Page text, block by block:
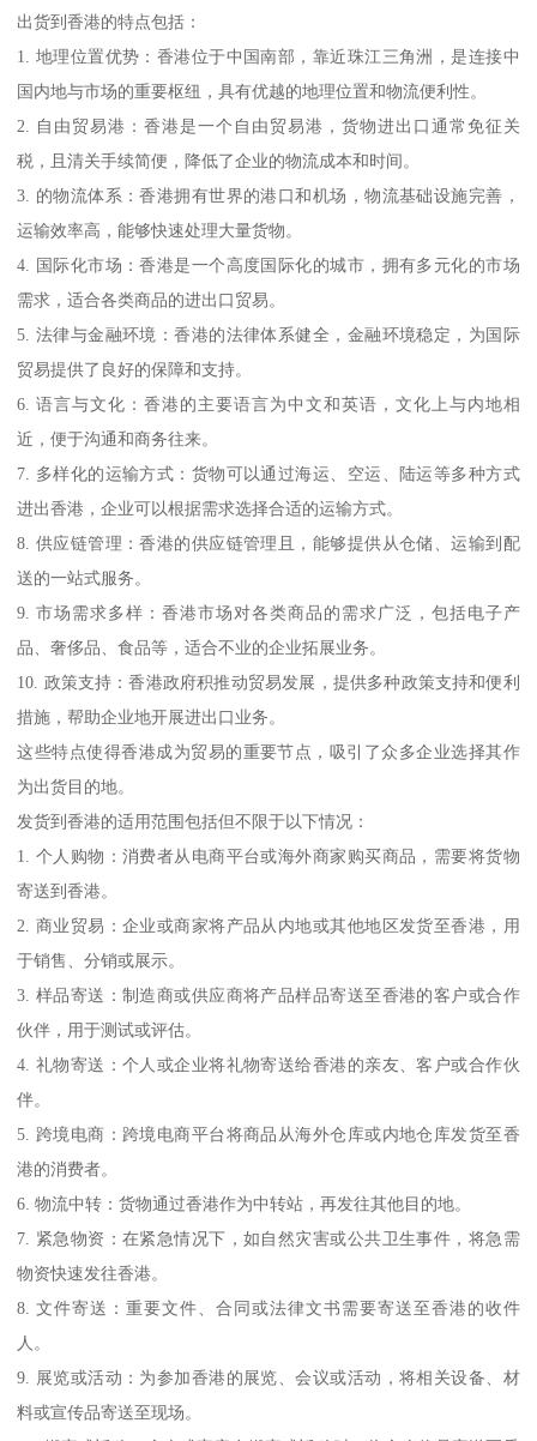
出货到香港的特点包括：
1. 地理位置优势：香港位于中国南部，靠近珠江三角洲，是连接中
国内地与市场的重要枢纽，具有优越的地理位置和物流便利性。
2. 自由贸易港：香港是一个自由贸易港，货物进出口通常免征关
税，且清关手续简便，降低了企业的物流成本和时间。
3. 的物流体系：香港拥有世界的港口和机场，物流基础设施完善，
运输效率高，能够快速处理大量货物。
4. 国际化市场：香港是一个高度国际化的城市，拥有多元化的市场
需求，适合各类商品的进出口贸易。
5. 法律与金融环境：香港的法律体系健全，金融环境稳定，为国际
贸易提供了良好的保障和支持。
6. 语言与文化：香港的主要语言为中文和英语，文化上与内地相
近，便于沟通和商务往来。
7. 多样化的运输方式：货物可以通过海运、空运、陆运等多种方式
进出香港，企业可以根据需求选择合适的运输方式。
8. 供应链管理：香港的供应链管理且，能够提供从仓储、运输到配
送的一站式服务。
9. 市场需求多样：香港市场对各类商品的需求广泛，包括电子产
品、奢侈品、食品等，适合不业的企业拓展业务。
10. 政策支持：香港政府积推动贸易发展，提供多种政策支持和便利
措施，帮助企业地开展进出口业务。
这些特点使得香港成为贸易的重要节点，吸引了众多企业选择其作
为出货目的地。
发货到香港的适用范围包括但不限于以下情况：
1. 个人购物：消费者从电商平台或海外商家购买商品，需要将货物
寄送到香港。
2. 商业贸易：企业或商家将产品从内地或其他地区发货至香港，用
于销售、分销或展示。
3. 样品寄送：制造商或供应商将产品样品寄送至香港的客户或合作
伙伴，用于测试或评估。
4. 礼物寄送：个人或企业将礼物寄送给香港的亲友、客户或合作伙
伴。
5. 跨境电商：跨境电商平台将商品从海外仓库或内地仓库发货至香
港的消费者。
6. 物流中转：货物通过香港作为中转站，再发往其他目的地。
7. 紧急物资：在紧急情况下，如自然灾害或公共卫生事件，将急需
物资快速发往香港。
8. 文件寄送：重要文件、合同或法律文书需要寄送至香港的收件
人。
9. 展览或活动：为参加香港的展览、会议或活动，将相关设备、材
料或宣传品寄送至现场。